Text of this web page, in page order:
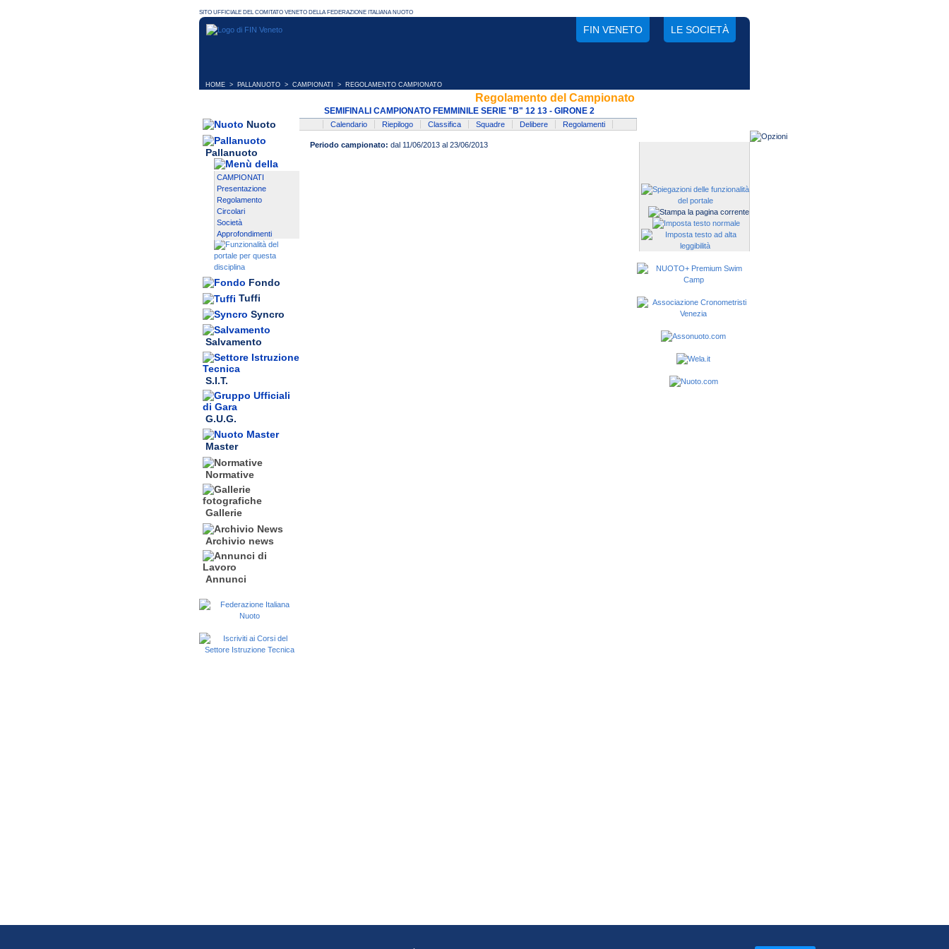
FIN VENETO LE SOCIETÀ
HOME > PALLANUOTO > CAMPIONATI > REGOLAMENTO CAMPIONATO
Nuoto
Pallanuoto
CAMPIONATI
Presentazione
Regolamento
Circolari
Società
Approfondimenti
Fondo
Tuffi
Syncro
Salvamento
S.I.T.
G.U.G.
Master
Normative
Gallerie
Archivio news
Annunci
Regolamento del Campionato
SEMIFINALI CAMPIONATO FEMMINILE SERIE "B" 12 13 - GIRONE 2
Calendario Riepilogo Classifica Squadre Delibere Regolamenti
Periodo campionato: dal 11/06/2013 al 23/06/2013